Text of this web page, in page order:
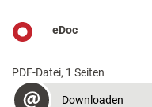
eDoc
PDF-Datei, 1 Seiten
Downloaden